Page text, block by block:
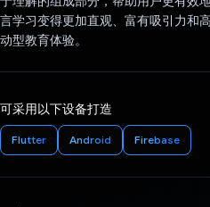
言学习变得更加直观、富有吸引力和
动型教育体验。
可采用以下设备打造
Flutter Android Firebase